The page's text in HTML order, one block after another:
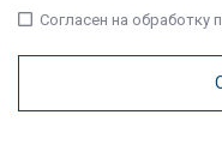
check_box_outline_blank Согласен на обработку